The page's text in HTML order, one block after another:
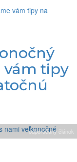
vám tipy
odporúčaný článok